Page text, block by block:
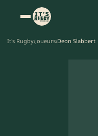
It's Rugby›Joueurs›Deon Slabbert